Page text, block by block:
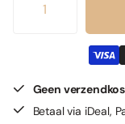
Geen
Betaal via iDeal,